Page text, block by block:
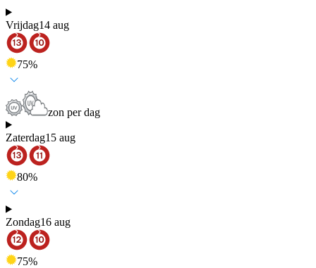
Vrijdag14 aug
75%
zon per dag
Zaterdag15 aug
80%
Zondag16 aug
75%